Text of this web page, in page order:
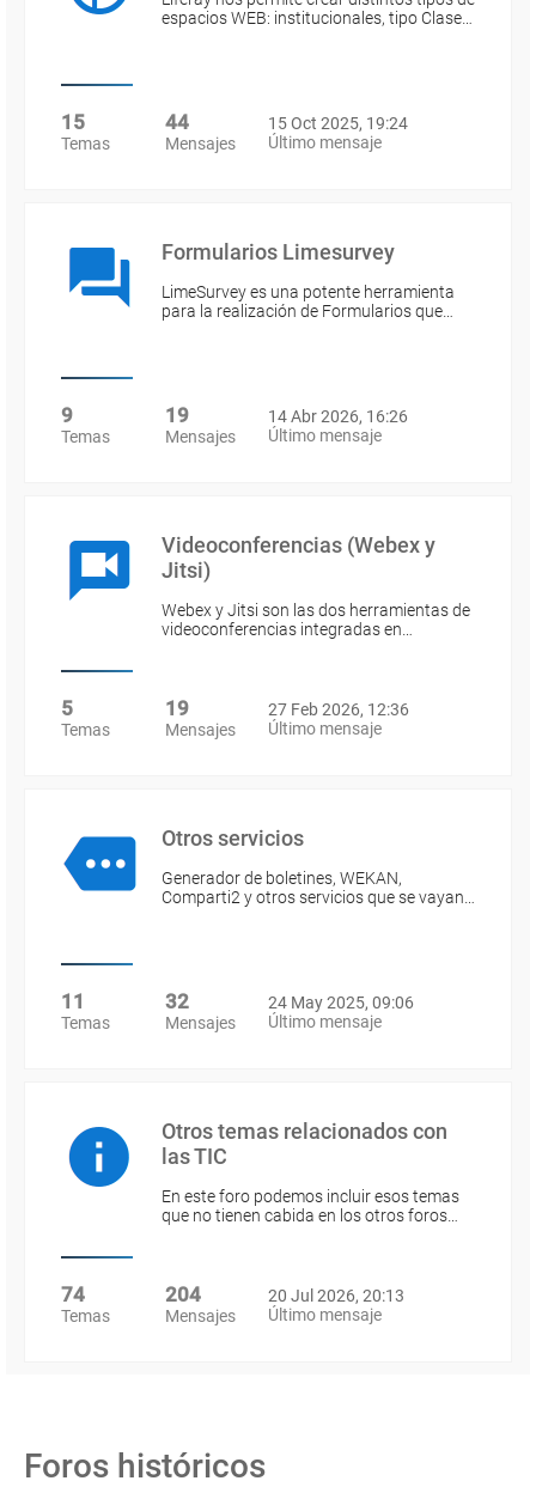
espacios WEB: institucionales, tipo Clase…
15
Temas
44
Mensajes
15 Oct 2025, 19:24
Último mensaje
Formularios Limesurvey
LimeSurvey es una potente herramienta
para la realización de Formularios que…
9
Temas
19
Mensajes
14 Abr 2026, 16:26
Último mensaje
Videoconferencias (Webex y
Jitsi)
Webex y Jitsi son las dos herramientas de
videoconferencias integradas en…
5
Temas
19
Mensajes
27 Feb 2026, 12:36
Último mensaje
Otros servicios
Generador de boletines, WEKAN,
Comparti2 y otros servicios que se vayan…
11
Temas
32
Mensajes
24 May 2025, 09:06
Último mensaje
Otros temas relacionados con
las TIC
En este foro podemos incluir esos temas
que no tienen cabida en los otros foros…
74
Temas
204
Mensajes
20 Jul 2026, 20:13
Último mensaje
Foros históricos